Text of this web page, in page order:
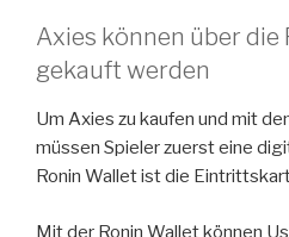
Axies können über die
gekauft werden
Um Axies zu kaufen und mit
müssen Spieler zuerst eine
Ronin Wallet ist die
Mit der Ronin Wallet können